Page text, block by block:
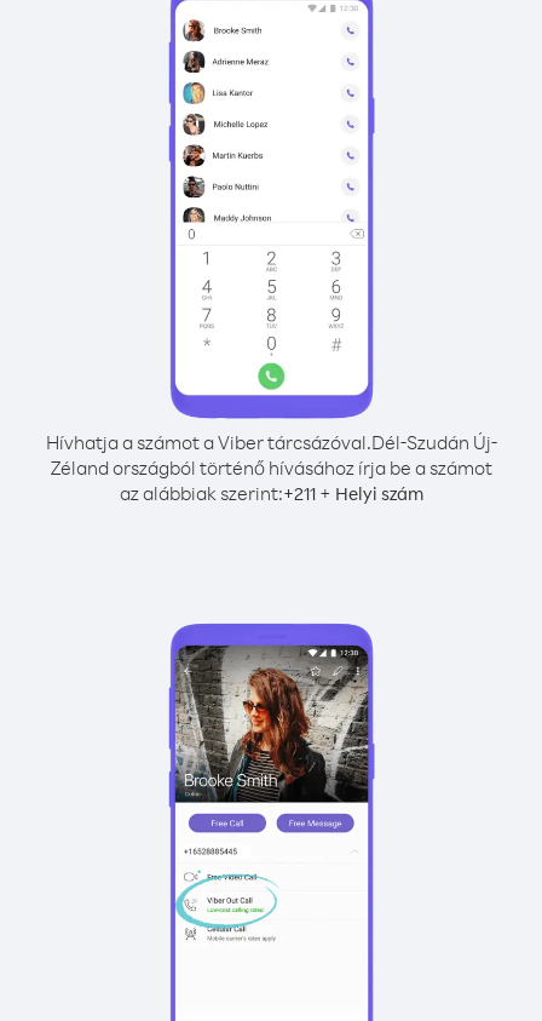
Hívhatja a számot a Viber tárcsázóval.Dél-Szudán Új-
Zéland országból történő hívásához írja be a számot
az alábbiak szerint:+211+ Helyi szám